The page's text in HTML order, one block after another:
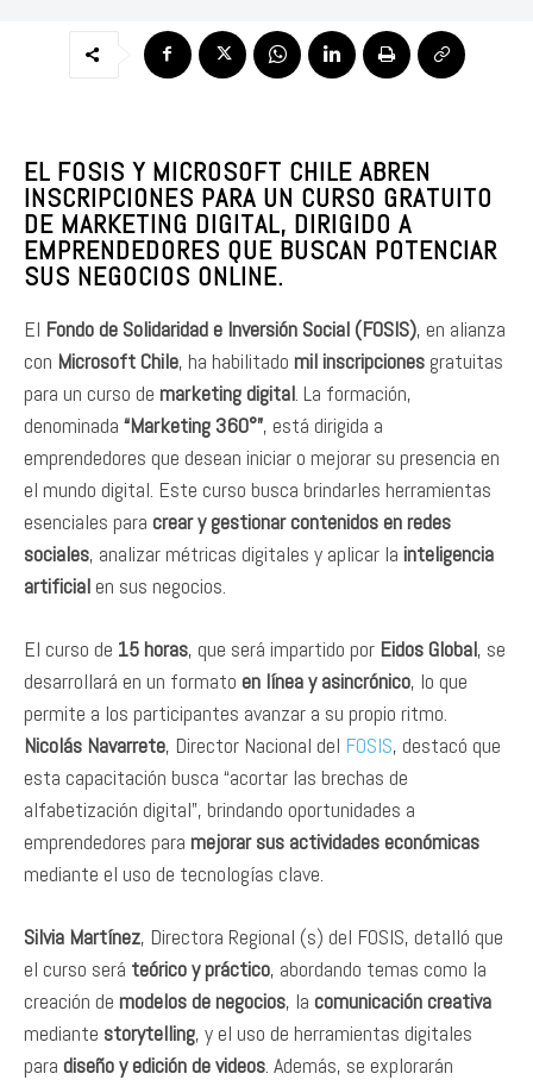
EL FOSIS Y MICROSOFT CHILE ABREN
INSCRIPCIONES PARA UN CURSO GRATUITO
DE MARKETING DIGITAL, DIRIGIDO A
EMPRENDEDORES QUE BUSCAN POTENCIAR
SUS NEGOCIOS ONLINE.
El Fondo de Solidaridad e Inversión Social (FOSIS), en alianza
con Microsoft Chile, ha habilitado mil inscripciones gratuitas
para un curso de marketing digital . La formación,
denominada “Marketing 360°”, está dirigida a
emprendedores que desean iniciar o mejorar su presencia en
el mundo digital. Este curso busca brindarles herramientas
esenciales para crear y gestionar contenidos en redes
sociales, analizar métricas digitales y aplicar la inteligencia
artificialen sus negocios.
El curso de 15 horas, que será impartido por Eidos Global, se
desarrollará en un formato en línea y asincrónico, lo que
permite a los participantes avanzar a su propio ritmo.
Nicolás Navarrete, Director Nacional del FOSIS, destacó que
esta capacitación busca “acortar las brechas de
alfabetización digital”, brindando oportunidades a
emprendedores para mejorar sus actividades económicas
mediante el uso de tecnologías clave.
Silvia Martínez, Directora Regional (s) del FOSIS, detalló que
el curso será teórico y práctico, abordando temas como la
creación de modelos de negocios, la comunicación creativa
mediante storytelling, y el uso de herramientas digitales
para diseño y edición de videos . Además, se explorarán